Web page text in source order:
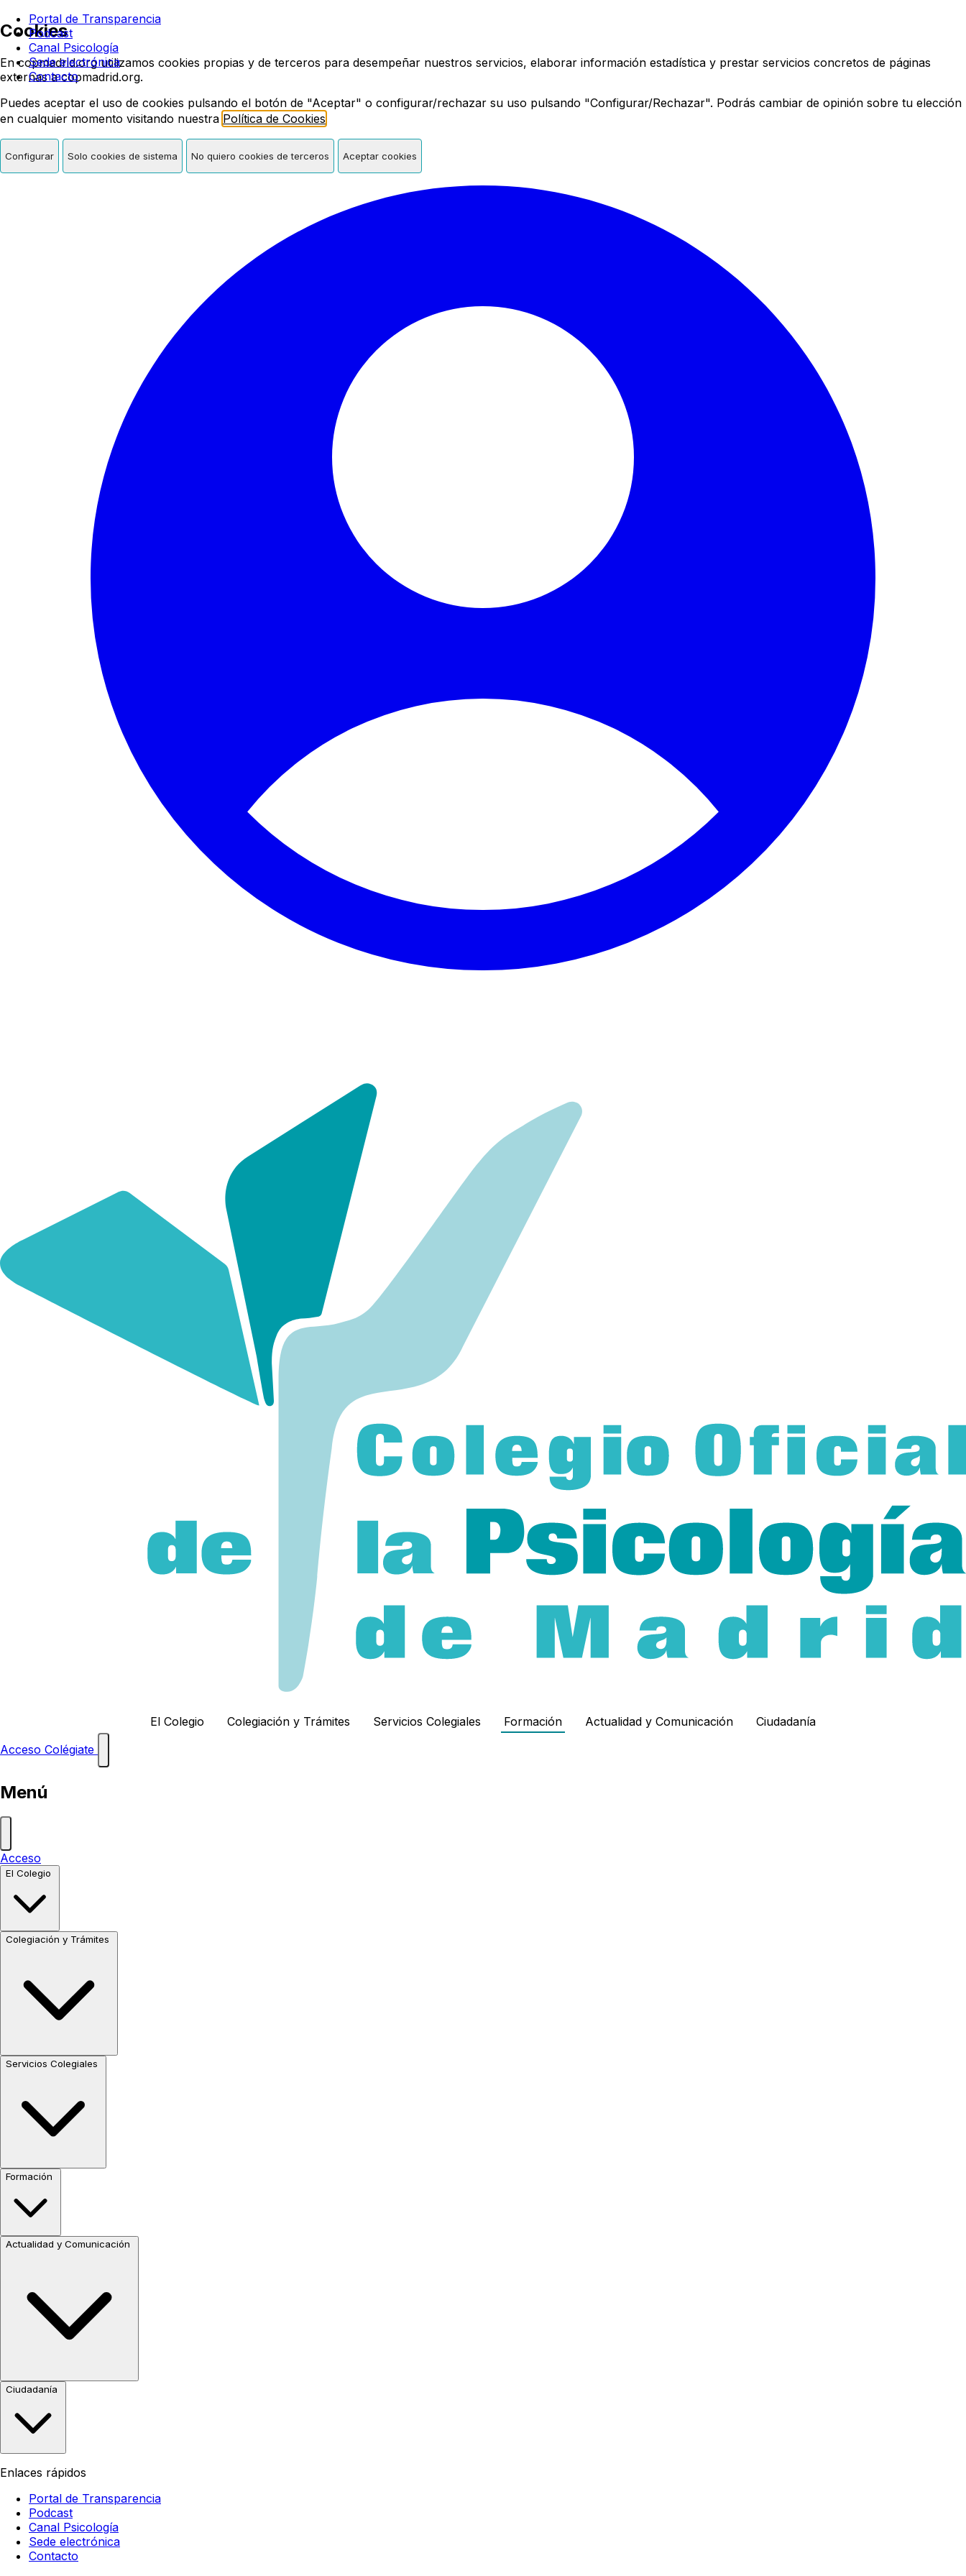
Cookies
En copmadrid.org utilizamos cookies propias y de terceros para desempeñar nuestros servicios, elaborar información estadística y prestar servicios concretos de páginas
externas a copmadrid.org.
Puedes aceptar el uso de cookies pulsando el botón de "Aceptar" o configurar/rechazar su uso pulsando "Configurar/Rechazar". Podrás cambiar de opinión sobre tu elección
en cualquier momento visitando nuestra Política de Cookies
Configurar Solo cookies de sistema No quiero cookies de terceros Aceptar cookies
Colegio oficial de psicología de Madrid
Portal de Transparencia
Podcast
Canal Psicología
Sede electrónica
Contacto
El Colegio Colegiación y Trámites Servicios Colegiales Formación Actualidad y Comunicación
Ciudadanía
Acceso Colégiate
Menú
Acceso
El Colegio
Colegiación y Trámites
Servicios Colegiales
Formación
Actualidad y Comunicación
Ciudadanía
Enlaces rápidos
Portal de Transparencia
Podcast
Canal Psicología
Sede electrónica
Contacto